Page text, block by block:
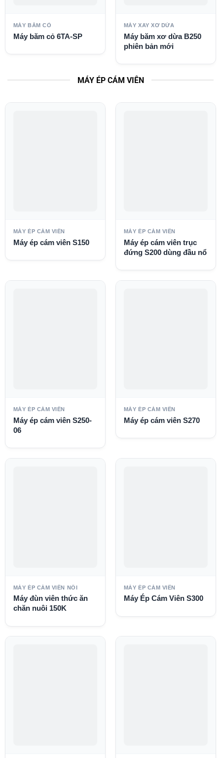
MÁY BĂM CỎ
Máy băm cỏ 6TA-SP
MÁY XAY XƠ DỪA
Máy băm xơ dừa B250
phiên bản mới
MÁY ÉP CÁM VIÊN
MÁY ÉP CÁM VIÊN
Máy ép cám viên S150
MÁY ÉP CÁM VIÊN
Máy ép cám viên trục
đứng S200 dùng đầu nổ
MÁY ÉP CÁM VIÊN
Máy ép cám viên S250-
06
MÁY ÉP CÁM VIÊN
Máy ép cám viên S270
MÁY ÉP CÁM VIÊN NỔI
Máy đùn viên thức ăn
chăn nuôi 150K
MÁY ÉP CÁM VIÊN
Máy Ép Cám Viên S300